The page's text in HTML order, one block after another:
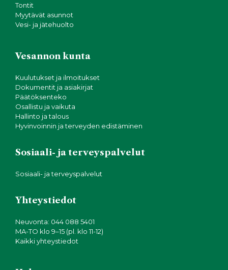
Tontit
Myytävät asunnot
Vesi- ja jätehuolto
Vesannon kunta
Kuulutukset ja ilmoitukset
Dokumentit ja asiakirjat
Päätöksenteko
Osallistu ja vaikuta
Hallinto ja talous
Hyvinvoinnin ja terveyden edistäminen
Sosiaali- ja terveyspalvelut
Sosiaali- ja terveyspalvelut
Yhteystiedot
Neuvonta: 044 088 5401
MA-TO klo 9–15 (pl. klo 11-12)
Kaikki yhteystiedot